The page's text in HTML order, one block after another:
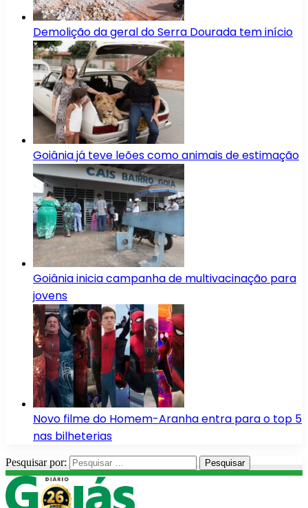
Demolição da geral do Serra Dourada tem início
Goiânia já teve leões como animais de estimação
Goiânia inicia campanha de multivacinação para
jovens
Novo filme do Homem-Aranha entra para o top 5
nas bilheterias
Pesquisar por: